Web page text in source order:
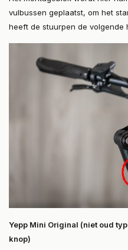
vulbussen geplaatst, om het
heeft de stuurpen de volgende
Yepp Mini Original (niet oud
knop)